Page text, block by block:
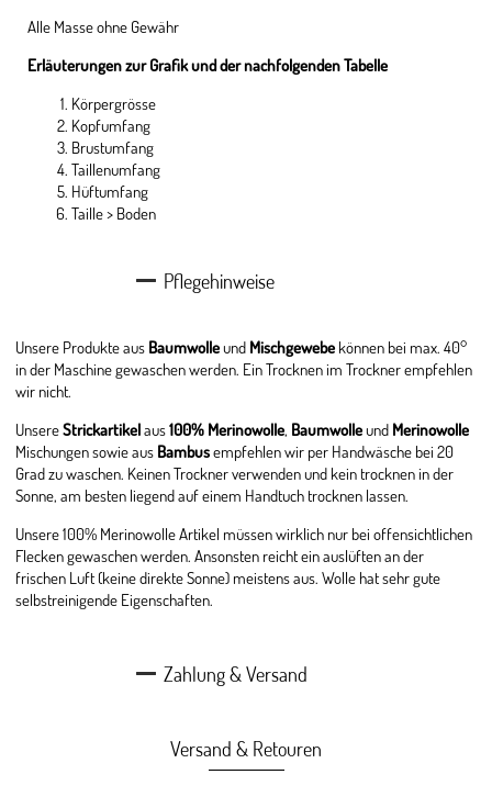
Alle Masse ohne Gewähr
Erläuterungen zur Grafik und der nachfolgenden Tabelle
Körpergrösse
Kopfumfang
Brustumfang
Taillenumfang
Hüftumfang
Taille > Boden
Pflegehinweise
Unsere Produkte aus Baumwolleund Mischgewebe können bei max. 40°
in der Maschine gewaschen werden. Ein Trocknen im Trockner empfehlen
wir nicht.
UnsereStrickartikelaus100% Merinowolle, Baumwolleund Merinowolle
Mischungen sowie aus Bambusempfehlen wir per Handwäsche bei 20
Grad zu waschen. Keinen Trockner verwenden und kein trocknen in der
Sonne, am besten liegend auf einem Handtuch trocknen lassen.
Unsere 100% Merinowolle Artikel müssen wirklich nur bei offensichtlichen
Flecken gewaschen werden. Ansonsten reicht ein auslüften an der
frischen Luft (keine direkte Sonne) meistens aus. Wolle hat sehr gute
selbstreinigende Eigenschaften.
Zahlung & Versand
Versand & Retouren